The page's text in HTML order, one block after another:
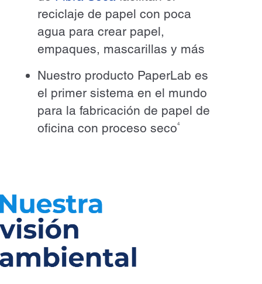
reciclaje de papel con poca
agua para crear papel,
empaques, mascarillas y más
Nuestro producto PaperLab es
el primer sistema en el mundo
para la fabricación de papel de
oficina con proceso seco4